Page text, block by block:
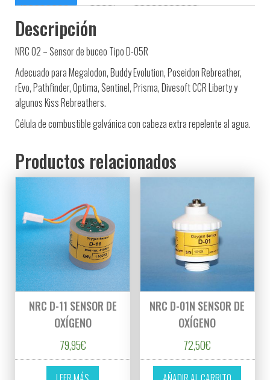
Descripción
NRC O2 – Sensor de buceo Tipo D-05R
Adecuado para Megalodon, Buddy Evolution, Poseidon Rebreather,
rEvo, Pathfinder, Optima, Sentinel, Prisma, Divesoft CCR Liberty y
algunos Kiss Rebreathers.
Célula de combustible galvánica con cabeza extra repelente al agua.
Productos relacionados
NRC D-11 SENSOR DE
OXÍGENO
79,95€
NRC D-01N SENSOR DE
OXÍGENO
72,50€